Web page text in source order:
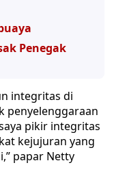
Penegak
integritas di
penyelenggaraan
pikir integritas
kejujuran yang
papar Netty